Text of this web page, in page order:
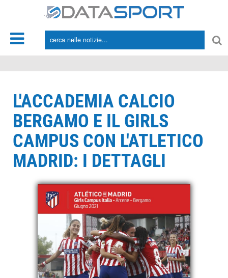
L'ACCADEMIA CALCIO
BERGAMO E IL GIRLS
CAMPUS CON L'ATLETICO
MADRID: I DETTAGLI